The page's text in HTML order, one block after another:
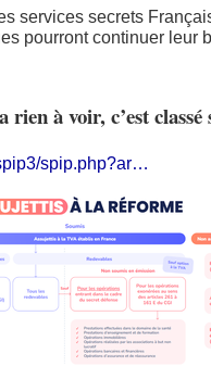
services secrets
pourront continuer leur
rien à voir, c’est classé
spip.php?ar…